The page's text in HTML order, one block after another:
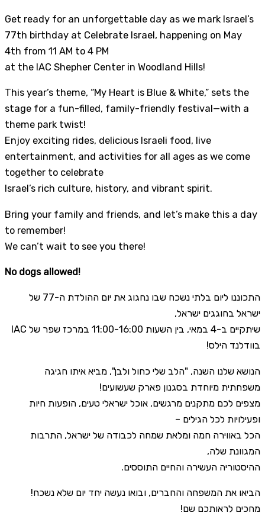
Get ready for an unforgettable day as we mark Israel’s
77th birthday at Celebrate Israel, happening on May
4th from 11 AM to 4 PM
at the IAC Shepher Center in Woodland Hills!
This year’s theme, “My Heart is Blue & White,” sets the
stage for a fun-filled, family-friendly festival—with a
theme park twist!
Enjoy exciting rides, delicious Israeli food, live
entertainment, and activities for all ages as we come
together to celebrate
Israel’s rich culture, history, and vibrant spirit.
Bring your family and friends, and let’s make this a day
to remember!
We can’t wait to see you there!
No dogs allowed!
התכוננו ליום בלתי נשכח שבו נחגוג את יום ההולדת ה-77 של
ישראל בחוגגים ישראל,
שיתקיים ב-4 במאי, בין השעות 11:00-16:00 במרכז שפר של IAC
בוודלנד הילס!
הנושא שלנו השנה, "הלב שלי כחול ולבן", מביא איתו חגיגה
משפחתית מיוחדת בסגנון פארק שעשועים!
מצפים לכם מתקנים מרגשים, אוכל ישראלי טעים, הופעות חיות
ופעילויות לכל הגילים –
הכל באווירה חמה ומלאת שמחה לכבודה של ישראל, התרבות
המגוונת שלה,
ההיסטוריה העשירה והחיים התוססים.
הביאו את המשפחה והחברים, ובואו נעשה יחד יום שלא נשכח!
מחכים לראותכם שם!